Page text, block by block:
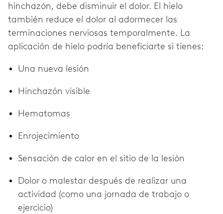
hinchazón, debe disminuir el dolor. El hielo
también reduce el dolor al adormecer las
terminaciones nerviosas temporalmente. La
aplicación de hielo podría beneficiarte si tienes:
Una nueva lesión
Hinchazón visible
Hematomas
Enrojecimiento
Sensación de calor en el sitio de la lesión
Dolor o malestar después de realizar una
actividad (como una jornada de trabajo o
ejercicio)